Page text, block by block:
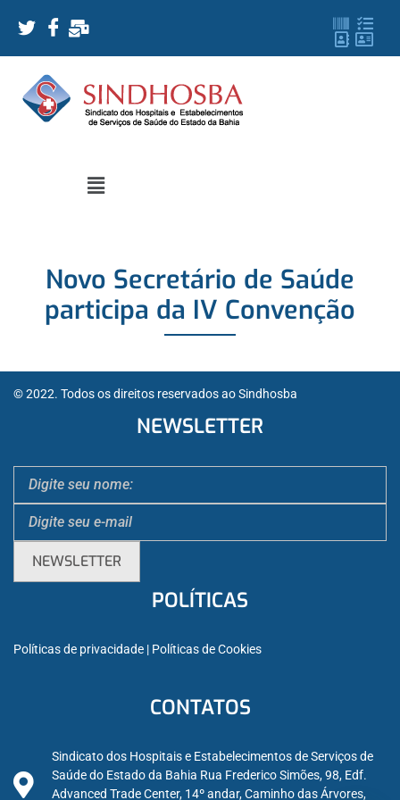
Novo Secretário de Saúde
participa da IV Convenção
© 2022. Todos os direitos reservados ao Sindhosba
NEWSLETTER
POLÍTICAS
Políticas de privacidade | Políticas de Cookies
CONTATOS
Sindicato dos Hospitais e Estabelecimentos de Serviços de
Saúde do Estado da Bahia Rua Frederico Simões, 98, Edf.
Advanced Trade Center, 14º andar, Caminho das Árvores,